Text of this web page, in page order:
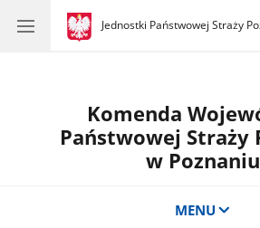
gov.pl
Jednostki Państwowej Straży
gov.pl
Jednostki
Komenda
Państwowej Straży
w Poznaniu
MENU